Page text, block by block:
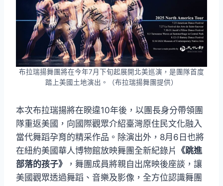
布拉瑞揚舞團將在今年7月下旬起展開北美巡演，是團隊首度
踏上美國土地演出。（布拉瑞揚舞團提供）
本次布拉瑞揚將在睽違10年後，以團長身分帶領團
隊重返美國，向國際觀眾介紹臺灣原住民文化融入
當代舞蹈孕育的精采作品。除演出外，8月6日也將
在紐約美國華人博物館放映舞團全新紀錄片
《跳進
部落的孩子》
，舞團成員將親自出席映後座談，讓
美國觀眾透過舞蹈、音樂及影像，全方位認識舞團